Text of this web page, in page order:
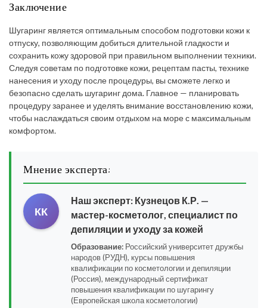
Заключение
Шугаринг является оптимальным способом подготовки кожи к
отпуску, позволяющим добиться длительной гладкости и
сохранить кожу здоровой при правильном выполнении техники.
Следуя советам по подготовке кожи, рецептам пасты, технике
нанесения и уходу после процедуры, вы сможете легко и
безопасно сделать шугаринг дома. Главное — планировать
процедуру заранее и уделять внимание восстановлению кожи,
чтобы наслаждаться своим отдыхом на море с максимальным
комфортом.
Мнение эксперта:
КК
Наш эксперт: Кузнецов К.Р. —
мастер-косметолог, специалист по
депиляции и уходу за кожей
Образование: Российский университет дружбы
народов (РУДН), курсы повышения
квалификации по косметологии и депиляции
(Россия), международный сертификат
повышения квалификации по шугарингу
(Европейская школа косметологии)